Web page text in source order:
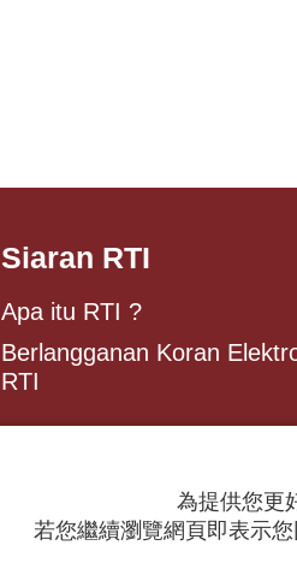
Siaran RTI
Apa itu RTI ?
Berlangganan Koran
RTI
為提供您更
若您繼續瀏覽網頁即表示